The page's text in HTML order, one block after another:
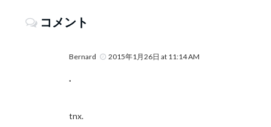
コメント
Bernard 2015年1月26日 at 11:14 AM
.
tnx.